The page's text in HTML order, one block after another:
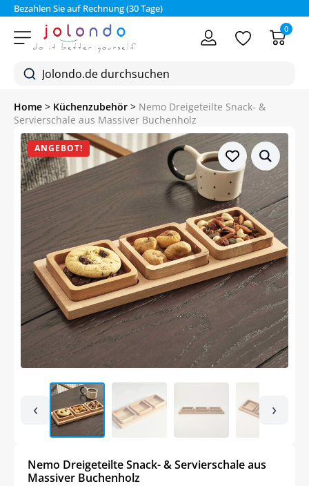
Bezahlen Sie auf Rechnung (30 Tage)
0
Home > Küchenzubehör > Nemo Dreigeteilte Snack- &
Servierschale aus Massiver Buchenholz
ANGEBOT!
‹ ›
Nemo Dreigeteilte Snack- & Servierschale aus
Massiver Buchenholz